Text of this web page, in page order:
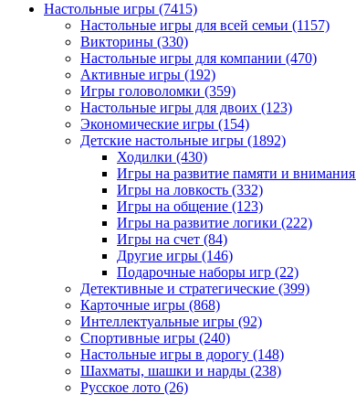
Настольные игры (7415)
Настольные игры для всей семьи (1157)
Викторины (330)
Настольные игры для компании (470)
Активные игры (192)
Игры головоломки (359)
Настольные игры для двоих (123)
Экономические игры (154)
Детские настольные игры (1892)
Ходилки (430)
Игры на развитие памяти и внимания
Игры на ловкость (332)
Игры на общение (123)
Игры на развитие логики (222)
Игры на счет (84)
Другие игры (146)
Подарочные наборы игр (22)
Детективные и стратегические (399)
Карточные игры (868)
Интеллектуальные игры (92)
Спортивные игры (240)
Настольные игры в дорогу (148)
Шахматы, шашки и нарды (238)
Русское лото (26)